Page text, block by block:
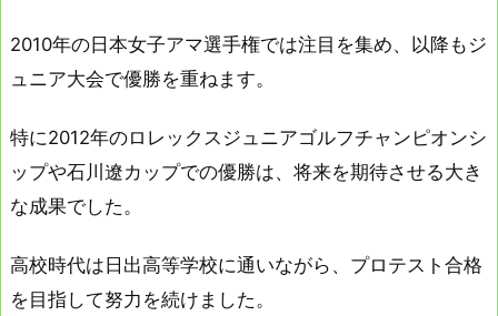
2010年の日本女子アマ選手権では注目を集め、以降もジ
ュニア大会で優勝を重ねます。
特に2012年のロレックスジュニアゴルフチャンピオンシ
ップや石川遼カップでの優勝は、将来を期待させる大き
な成果でした。
高校時代は日出高等学校に通いながら、プロテスト合格
を目指して努力を続けました。